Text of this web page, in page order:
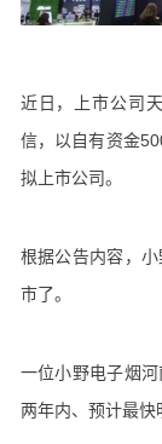
近日，上市公司
信，以自有资金
拟上市公司。
根据公告内容，
市了。
一位小野电子烟
两年内、预计最快